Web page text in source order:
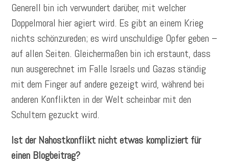
Generell bin ich verwundert darüber, mit welcher
Doppelmoral hier agiert wird. Es gibt an einem Krieg
nichts schönzureden; es wird unschuldige Opfer geben –
auf allen Seiten. Gleichermaßen bin ich erstaunt, dass
nun ausgerechnet im Falle Israels und Gazas ständig
mit dem Finger auf andere gezeigt wird, während bei
anderen Konflikten in der Welt scheinbar mit den
Schultern gezuckt wird.
Ist der Nahostkonflikt nicht etwas kompliziert für
einen Blogbeitrag?